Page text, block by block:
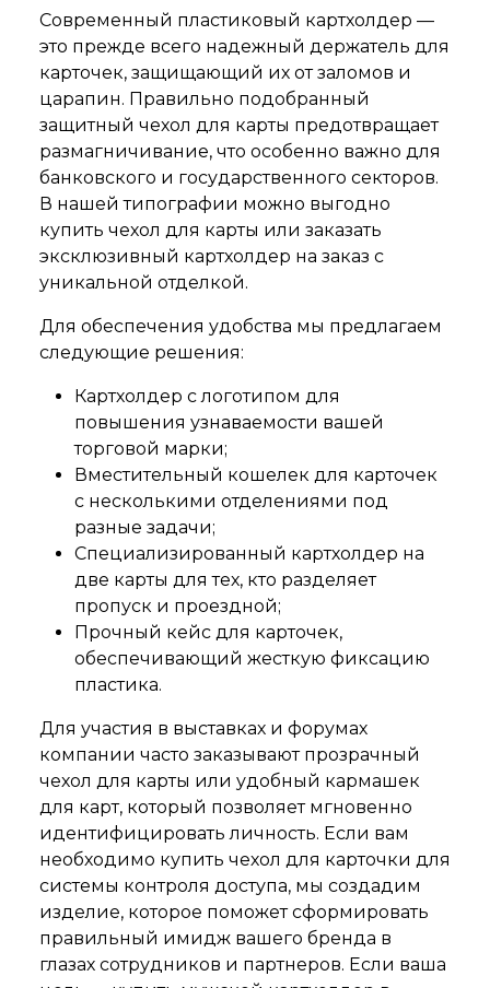
Современный пластиковый картхолдер —
это прежде всего надежный держатель для
карточек, защищающий их от заломов и
царапин. Правильно подобранный
защитный чехол для карты предотвращает
размагничивание, что особенно важно для
банковского и государственного секторов.
В нашей типографии можно выгодно
купить чехол для карты или заказать
эксклюзивный картхолдер на заказ с
уникальной отделкой.
Для обеспечения удобства мы предлагаем
следующие решения:
Картхолдер с логотипом для
повышения узнаваемости вашей
торговой марки;
Вместительный кошелек для карточек
с несколькими отделениями под
разные задачи;
Специализированный картхолдер на
две карты для тех, кто разделяет
пропуск и проездной;
Прочный кейс для карточек,
обеспечивающий жесткую фиксацию
пластика.
Для участия в выставках и форумах
компании часто заказывают прозрачный
чехол для карты или удобный кармашек
для карт, который позволяет мгновенно
идентифицировать личность. Если вам
необходимо купить чехол для карточки для
системы контроля доступа, мы создадим
изделие, которое поможет сформировать
правильный имидж вашего бренда в
глазах сотрудников и партнеров. Если ваша